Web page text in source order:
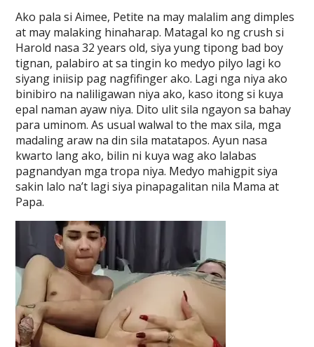
Ako pala si Aimee, Petite na may malalim ang dimples
at may malaking hinaharap. Matagal ko ng crush si
Harold nasa 32 years old, siya yung tipong bad boy
tignan, palabiro at sa tingin ko medyo pilyo lagi ko
siyang iniisip pag nagfifinger ako. Lagi nga niya ako
binibiro na naliligawan niya ako, kaso itong si kuya
epal naman ayaw niya. Dito ulit sila ngayon sa bahay
para uminom. As usual walwal to the max sila, mga
madaling araw na din sila matatapos. Ayun nasa
kwarto lang ako, bilin ni kuya wag ako lalabas
pagnandyan mga tropa niya. Medyo mahigpit siya
sakin lalo na’t lagi siya pinapagalitan nila Mama at
Papa.